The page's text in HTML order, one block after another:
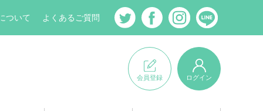
ついて よくあるご質問
会員登録 ログイン